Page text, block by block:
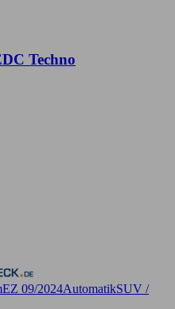
Techno
EZ 09/2024AutomatikSUV /